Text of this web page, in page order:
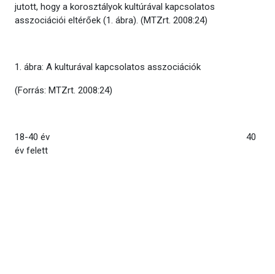
jutott, hogy a korosztályok kultúrával kapcsolatos
asszociációi eltérőek (1. ábra). (MTZrt. 2008:24)
1. ábra: A kulturával kapcsolatos asszociációk
(Forrás: MTZrt. 2008:24)
18-40 év 40
év felett